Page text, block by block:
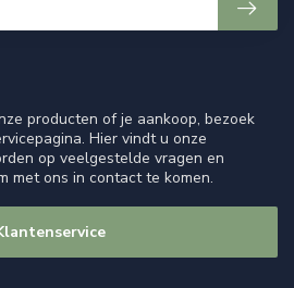
producten of je aankoop, bezoek
Hier vindt u onze
op veelgestelde vragen en
met ons in contact te komen.